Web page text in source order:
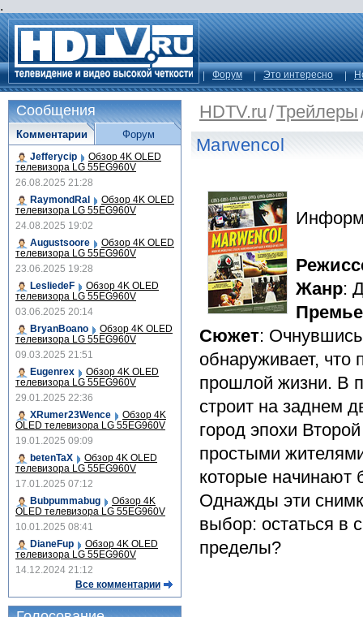
.
Форум Это интересно
HDTV.ru/Трейлеры
Marwencol
Жанр:
Сюжет:
обнаруживает, что
прошлой жизни. В
строит на заднем
город эпохи
простыми
которые начинают
Однажды эти
выбор: остаться в
пределы?
Сообщения
Комментарии
Jefferycip Обзор 4K OLED
телевизора LG 55EG960V
26.08.2025 21:28
RaymondRal
Обзор 4K OLED
телевизора LG 55EG960V
24.08.2025 19:02
Augustsoore
Обзор 4K OLED
телевизора LG 55EG960V
23.06.2025 19:28
LesliedeF
Обзор 4K OLED
телевизора LG 55EG960V
03.06.2025 20:14
BryanBoano
Обзор 4K OLED
телевизора LG 55EG960V
09.03.2025 21:51
Eugenrex
Обзор 4K OLED
телевизора LG 55EG960V
29.01.2025 22:36
XRumer23Wence
Обзор 4K
OLED телевизора LG 55EG960V
19.01.2025 09:09
betenTaX
Обзор 4K OLED
телевизора LG 55EG960V
17.01.2025 07:12
Bubpummabug
Обзор 4K
OLED телевизора LG 55EG960V
10.01.2025 08:41
DianeFup
Обзор 4K OLED
телевизора LG 55EG960V
14.12.2024 21:12
Все комментарии
Форум